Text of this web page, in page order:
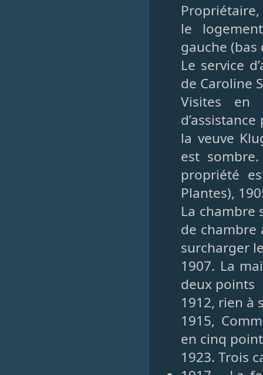
le
gauche (bas
Le service
de Caroline
Visites en
la veuve
est
propriété
Plantes),
La chambre
de chambre
surcharger
1907. La
deux points
1912, rien à
1915,
en cinq
1923. Trois